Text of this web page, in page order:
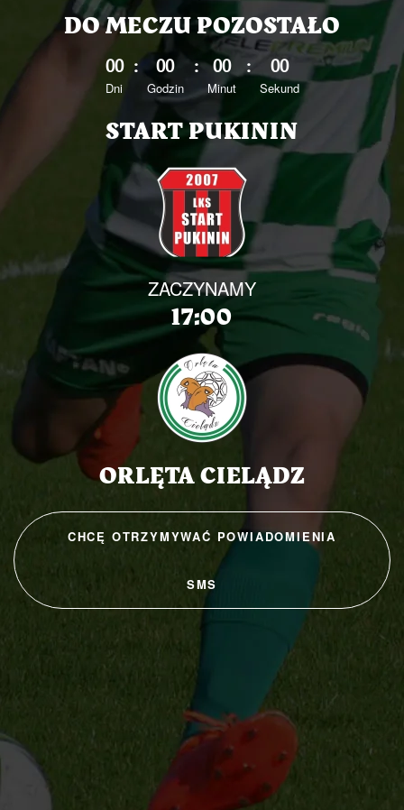
DO MECZU POZOSTAŁO
00
Dni
: 00
Godzin
: 00
Minut
: 00
Sekund
START PUKININ
ZACZYNAMY
17:00
ORLĘTA CIELĄDZ
CHCĘ OTRZYMYWAĆ POWIADOMIENIA
SMS